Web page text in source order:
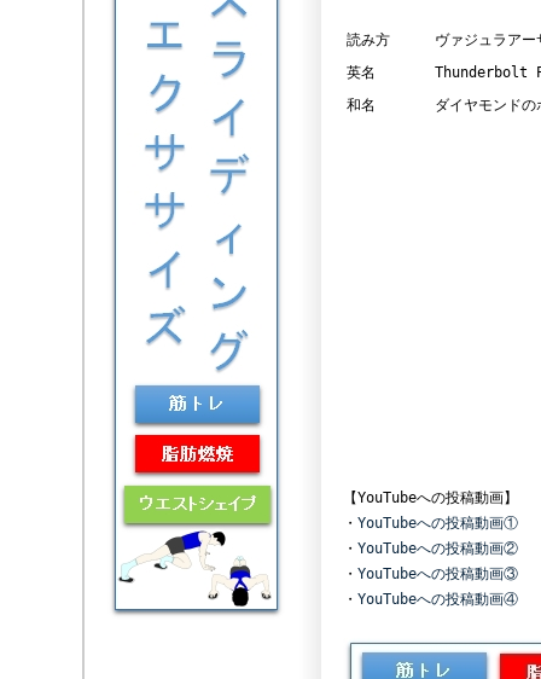
読み方
ヴァジュラアー
英名
Thunderbolt
和名
ダイヤモンドの
【YouTubeへの投稿動
・ YouTubeへの投稿動画①
・ YouTubeへの投稿動画②
・ YouTubeへの投稿動画③
・ YouTubeへの投稿動画④